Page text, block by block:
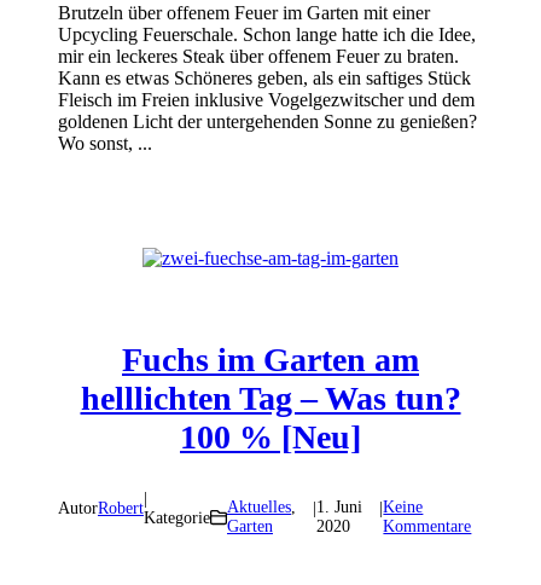
Brutzeln über offenem Feuer im Garten mit einer
Upcycling Feuerschale. Schon lange hatte ich die Idee,
mir ein leckeres Steak über offenem Feuer zu braten.
Kann es etwas Schöneres geben, als ein saftiges Stück
Fleisch im Freien inklusive Vogelgezwitscher und dem
goldenen Licht der untergehenden Sonne zu genießen?
Wo sonst, ...
Fuchs im Garten am
helllichten Tag – Was tun?
100 % [Neu]
AutorRobert
Kategorie
Aktuelles,
Garten
1. Juni
2020
|Keine
Kommentare